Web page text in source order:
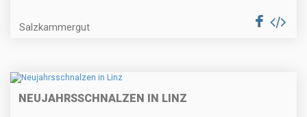
Salzkammergut
NEUJAHRSSCHNALZEN IN LINZ